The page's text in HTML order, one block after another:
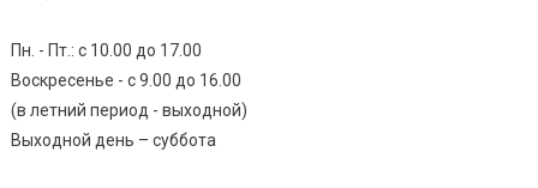
Пн. - Пт.: с 10.00 до 17.00
Воскресенье - с 9.00 до 16.00
(в летний период - выходной)
Выходной день – суббота